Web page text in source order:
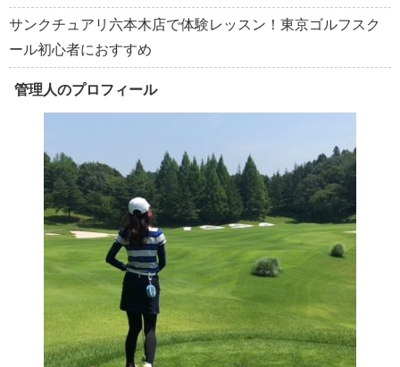
サンクチュアリ六本木店で体験レッスン！東京ゴルフスク
ール初心者におすすめ
管理人のプロフィール